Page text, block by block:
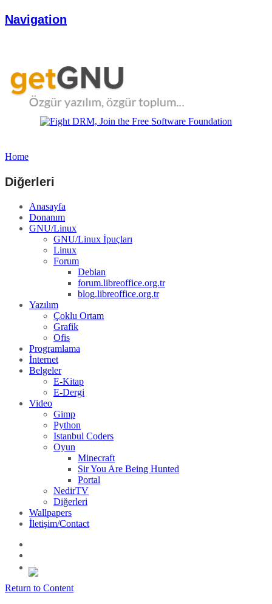
Navigation
Home
Diğerleri
Anasayfa
Donanım
GNU/Linux
GNU/Linux İpuçları
Linux
Forum
Debian
forum.libreoffice.org.tr
blog.libreoffice.org.tr
Yazılım
Çoklu Ortam
Grafik
Ofis
Programlama
İnternet
Belgeler
E-Kitap
E-Dergi
Video
Gimp
Python
Istanbul Coders
Oyun
Minecraft
Sir You Are Being Hunted
Portal
NedirTV
Diğerleri
Wallpapers
İletişim/Contact
Return to Content